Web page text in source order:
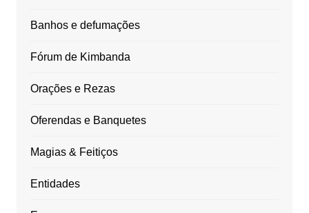
Banhos e defumações
Fórum de Kimbanda
Orações e Rezas
Oferendas e Banquetes
Magias & Feitiços
Entidades